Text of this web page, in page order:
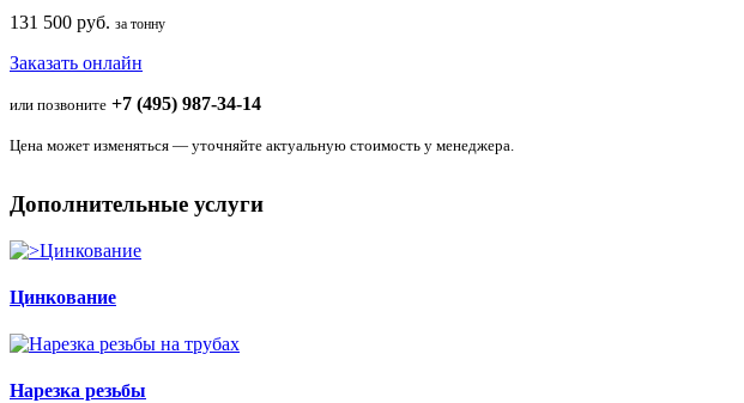
131 500 руб. за тонну
Заказать онлайн
или позвоните +7 (495) 987-34-14
Цена может изменяться — уточняйте актуальную стоимость у менеджера.
Дополнительные услуги
Цинкование
Нарезка резьбы